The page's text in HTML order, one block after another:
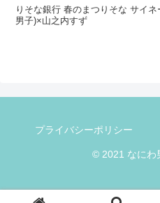
りそな銀行 春のまつりそな サイ
男子)×山之内すず
プライバシーポリシー
© 2021 なにわ